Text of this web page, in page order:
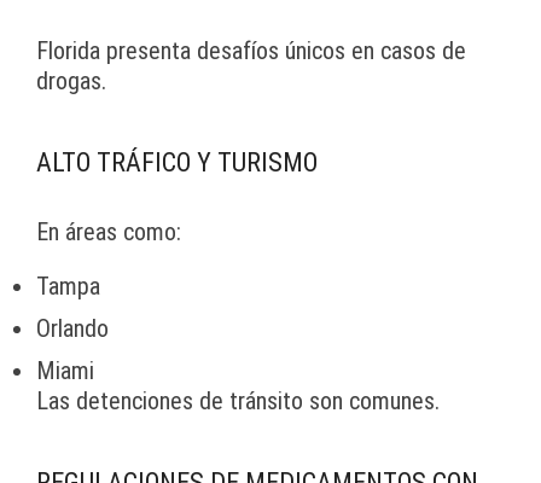
Florida presenta desafíos únicos en casos de
drogas.
ALTO TRÁFICO Y TURISMO
En áreas como:
Tampa
Orlando
Miami
Las detenciones de tránsito son comunes.